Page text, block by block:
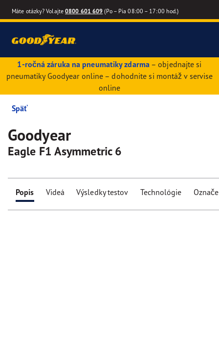
Máte otázky? Volajte0800 601 609 (Po – Pia 08:00 – 17:00 hod.)
1-ročná záruka na pneumatiky zdarma– objednajte si
pneumatiky Goodyear online – dohodnite si montáž v servise
online
Späť
Goodyear
Eagle F1 Asymmetric 6
Popis Videá Výsledky testov Technológie